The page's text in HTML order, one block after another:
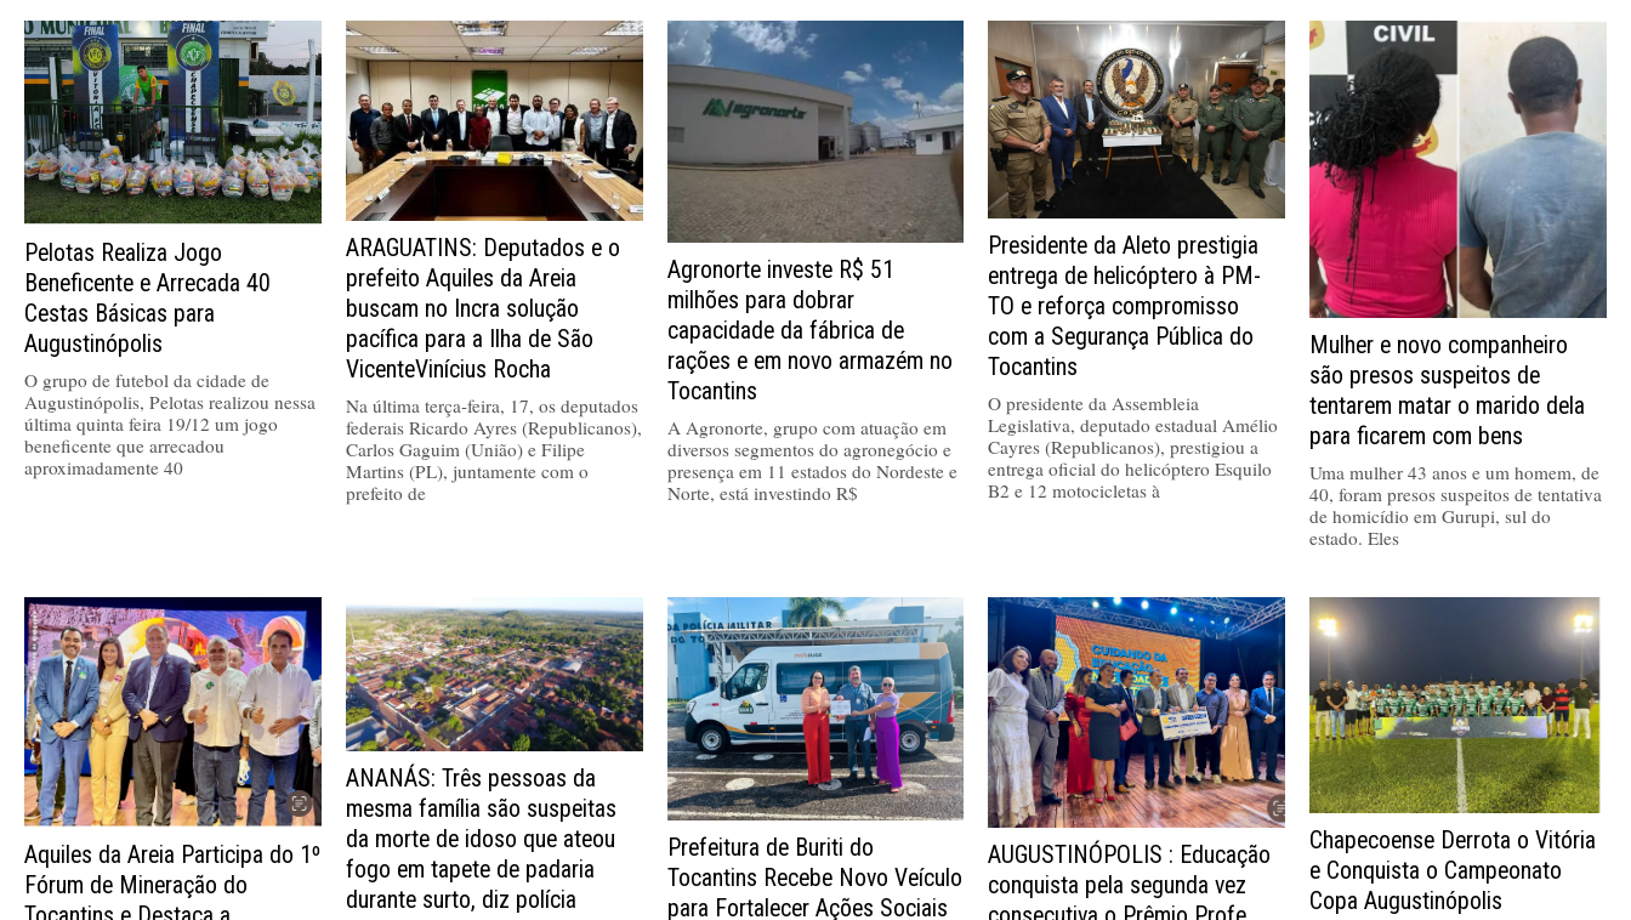
Pelotas Realiza Jogo
Beneficente e Arrecada 40
Cestas Básicas para
Augustinópolis
O grupo de futebol da cidade de
Augustinópolis, Pelotas realizou nessa
última quinta feira 19/12 um jogo
beneficente que arrecadou
aproximadamente 40
ARAGUATINS: Deputados e o
prefeito Aquiles da Areia
buscam no Incra solução
pacífica para a Ilha de São
VicenteVinícius Rocha
Na última terça-feira, 17, os deputados
federais Ricardo Ayres (Republicanos),
Carlos Gaguim (União) e Filipe
Martins (PL), juntamente com o
prefeito de
Agronorte investe R$ 51
milhões para dobrar
capacidade da fábrica de
rações e em novo armazém no
Tocantins
A Agronorte, grupo com atuação em
diversos segmentos do agronegócio e
presença em 11 estados do Nordeste e
Norte, está investindo R$
Presidente da Aleto prestigia
entrega de helicóptero à PM-
TO e reforça compromisso
com a Segurança Pública do
Tocantins
O presidente da Assembleia
Legislativa, deputado estadual Amélio
Cayres (Republicanos), prestigiou a
entrega oficial do helicóptero Esquilo
B2 e 12 motocicletas à
Mulher e novo companheiro
são presos suspeitos de
tentarem matar o marido dela
para ficarem com bens
Uma mulher 43 anos e um homem, de
40, foram presos suspeitos de tentativa
de homicídio em Gurupi, sul do
estado. Eles
Aquiles da Areia Participa do 1º
Fórum de Mineração do
ANANÁS: Três pessoas da
mesma família são suspeitas
da morte de idoso que ateou
fogo em tapete de padaria
durante surto, diz polícia
Prefeitura de Buriti do
Tocantins Recebe Novo Veículo
para Fortalecer Ações Sociais
AUGUSTINÓPOLIS : Educação
conquista pela segunda vez
Chapecoense Derrota o Vitória
e Conquista o Campeonato
Copa Augustinópolis